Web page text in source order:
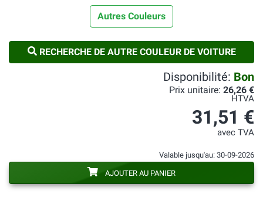
Autres Couleurs
RECHERCHE DE AUTRE COULEUR DE VOITURE
Disponibilité: Bon
Prix unitaire: 26,26 €
HTVA
31,51 €
avec TVA
Valable jusqu'au: 30-09-2026
AJOUTER AU PANIER